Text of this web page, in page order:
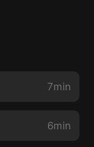
7min
6min